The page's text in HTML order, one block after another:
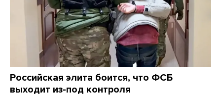
Российская элита боится, что ФСБ
выходит из-под контроля